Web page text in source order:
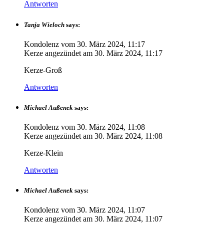
Antworten
Tanja Wieloch says:
Kondolenz vom 30. März 2024, 11:17
Kerze angezündet am 30. März 2024, 11:17
Kerze-Groß
Antworten
Michael Außenek says:
Kondolenz vom 30. März 2024, 11:08
Kerze angezündet am 30. März 2024, 11:08
Kerze-Klein
Antworten
Michael Außenek says:
Kondolenz vom 30. März 2024, 11:07
Kerze angezündet am 30. März 2024, 11:07